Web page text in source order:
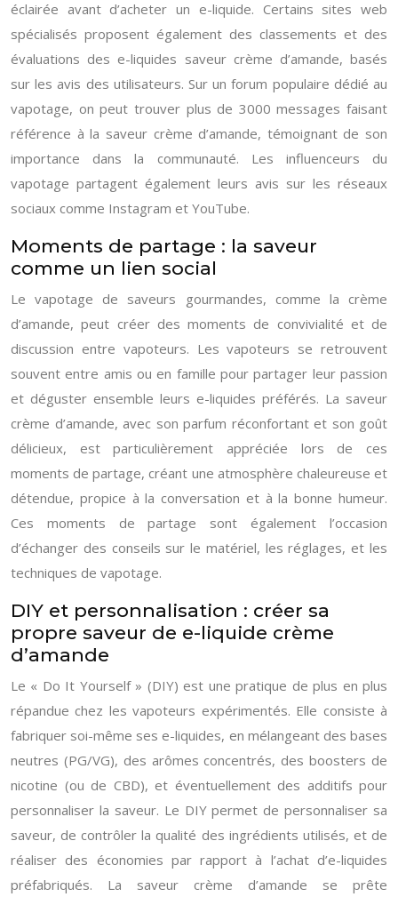
éclairée avant d’acheter un e-liquide. Certains sites web
spécialisés proposent également des classements et des
évaluations des e-liquides saveur crème d’amande, basés
sur les avis des utilisateurs. Sur un forum populaire dédié au
vapotage, on peut trouver plus de 3000 messages faisant
référence à la saveur crème d’amande, témoignant de son
importance dans la communauté. Les influenceurs du
vapotage partagent également leurs avis sur les réseaux
sociaux comme Instagram et YouTube.
Moments de partage : la saveur
comme un lien social
Le vapotage de saveurs gourmandes, comme la crème
d’amande, peut créer des moments de convivialité et de
discussion entre vapoteurs. Les vapoteurs se retrouvent
souvent entre amis ou en famille pour partager leur passion
et déguster ensemble leurs e-liquides préférés. La saveur
crème d’amande, avec son parfum réconfortant et son goût
délicieux, est particulièrement appréciée lors de ces
moments de partage, créant une atmosphère chaleureuse et
détendue, propice à la conversation et à la bonne humeur.
Ces moments de partage sont également l’occasion
d’échanger des conseils sur le matériel, les réglages, et les
techniques de vapotage.
DIY et personnalisation : créer sa
propre saveur de e-liquide crème
d’amande
Le « Do It Yourself » (DIY) est une pratique de plus en plus
répandue chez les vapoteurs expérimentés. Elle consiste à
fabriquer soi-même ses e-liquides, en mélangeant des bases
neutres (PG/VG), des arômes concentrés, des boosters de
nicotine (ou de CBD), et éventuellement des additifs pour
personnaliser la saveur. Le DIY permet de personnaliser sa
saveur, de contrôler la qualité des ingrédients utilisés, et de
réaliser des économies par rapport à l’achat d’e-liquides
préfabriqués. La saveur crème d’amande se prête